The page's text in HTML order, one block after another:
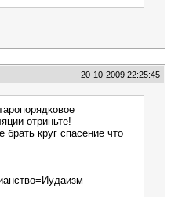
20-10-2009 22:25:45
отриньте!
брать круг спасение что